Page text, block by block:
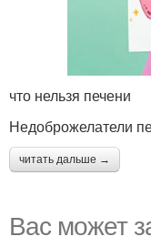
что нельзя печени
Недоброжелатели
читать дальше →
Вас может